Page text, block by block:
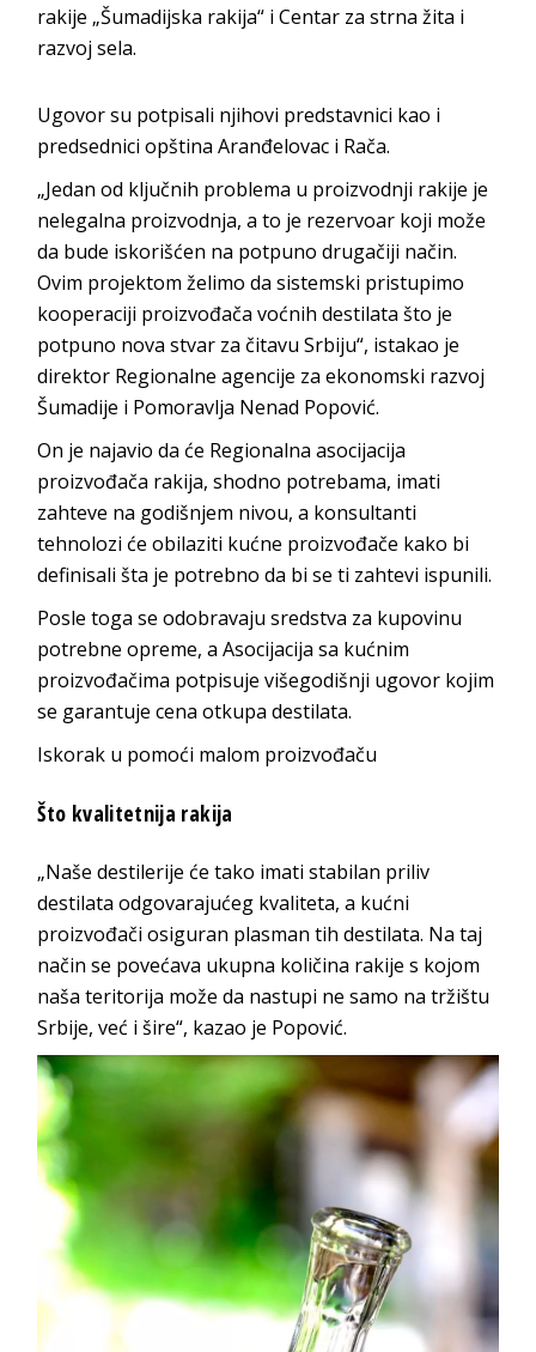
rakije „Šumadijska rakija“ i Centar za strna žita i
razvoj sela.
Ugovor su potpisali njihovi predstavnici kao i
predsednici opština Aranđelovac i Rača.
„Jedan od ključnih problema u proizvodnji rakije je
nelegalna proizvodnja, a to je rezervoar koji može
da bude iskorišćen na potpuno drugačiji način.
Ovim projektom želimo da sistemski pristupimo
kooperaciji proizvođača voćnih destilata što je
potpuno nova stvar za čitavu Srbiju“, istakao je
direktor Regionalne agencije za ekonomski razvoj
Šumadije i Pomoravlja Nenad Popović.
On je najavio da će Regionalna asocijacija
proizvođača rakija, shodno potrebama, imati
zahteve na godišnjem nivou, a konsultanti
tehnolozi će obilaziti kućne proizvođače kako bi
definisali šta je potrebno da bi se ti zahtevi ispunili.
Posle toga se odobravaju sredstva za kupovinu
potrebne opreme, a Asocijacija sa kućnim
proizvođačima potpisuje višegodišnji ugovor kojim
se garantuje cena otkupa destilata.
Iskorak u pomoći malom proizvođaču
Što kvalitetnija rakija
„Naše destilerije će tako imati stabilan priliv
destilata odgovarajućeg kvaliteta, a kućni
proizvođači osiguran plasman tih destilata. Na taj
način se povećava ukupna količina rakije s kojom
naša teritorija može da nastupi ne samo na tržištu
Srbije, već i šire“, kazao je Popović.